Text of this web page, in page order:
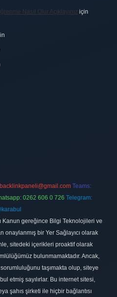
Nasıl Olur Açıklayınız için
backlinkpaneli@gmail.com Teams:
0262 606 0 726 Telegram:
Kanun gereğince Bilgi Teknolojileri ve
onaylanmış bir Yer Sağlayıcı olarak
sitedeki içerikleri proaktif olarak
bulunmamaktadır. Ancak,
taşımakta olup, siteye
etmiş sayılırlar. Bu internet sitesi,
şahıs şirketi ile hiçbir bağlantısı